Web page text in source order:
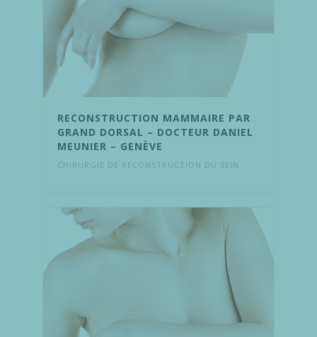
RECONSTRUCTION MAMMAIRE PAR
GRAND DORSAL – DOCTEUR DANIEL
MEUNIER – GENÈVE
CHIRURGIE DE RECONSTRUCTION DU SEIN